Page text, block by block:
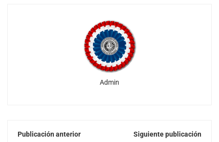
Admin
Publicación anterior Siguiente publicación